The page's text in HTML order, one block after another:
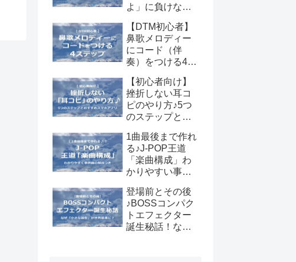
よ」に負けない
くる人の心理と
一歩踏み出すた
めの対処法
【DTM初心者】
鼻歌メロディー
にコード（伴
奏）をつける4ス
識を活かす作曲
のコツ
【初心者向け】
挫折しない耳コ
ピのやり方♪5つ
のステップとお
プリ
1曲最後まで作れ
る♪J-POP王道
「楽曲構成」わ
かりやすい事例
登場前とその後
♪BOSSコンパク
トエフェクター
誕生秘話！なぜ